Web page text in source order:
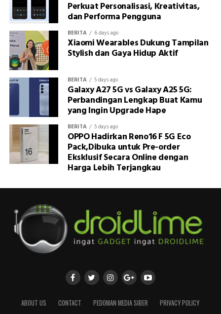
Perkuat Personalisasi, Kreativitas,
dan Performa Pengguna
BERITA 6 days ago
Xiaomi Wearables Dukung Tampilan
Stylish dan Gaya Hidup Aktif
BERITA 5 days ago
Galaxy A27 5G vs Galaxy A25 5G:
Perbandingan Lengkap Buat Kamu
yang Ingin Upgrade Hape
BERITA 5 days ago
OPPO Hadirkan Reno16 F 5G Eco
Pack,Dibuka untuk Pre-order
Eksklusif Secara Online dengan
Harga Lebih Terjangkau
ABOUT US CONTACT PEDOMAN MEDIA SIBER PRIVACY POLICY